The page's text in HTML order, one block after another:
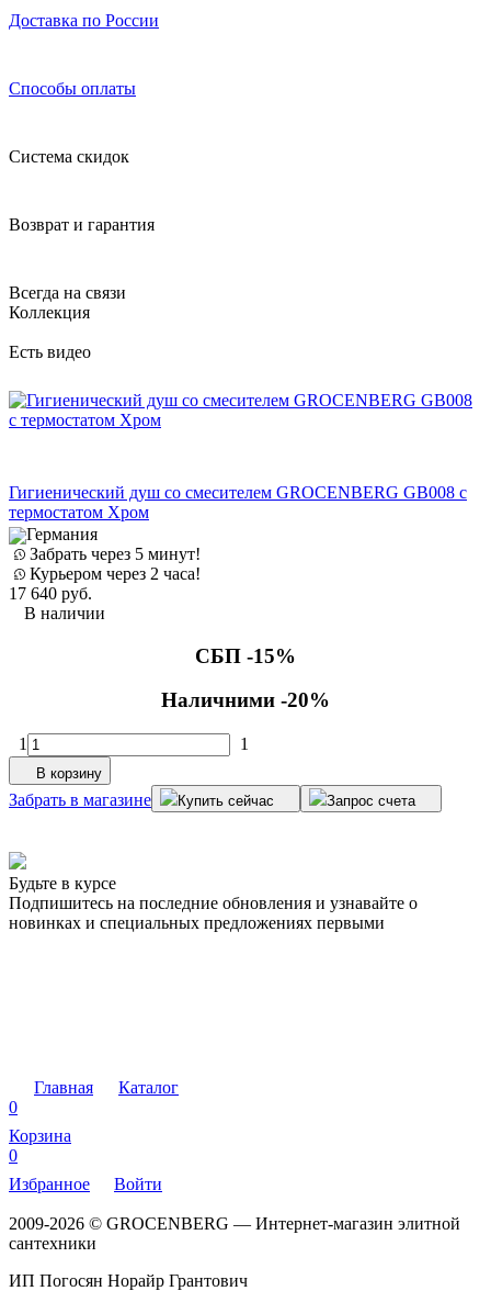
Доставка по России
Способы оплаты
Система скидок
Возврат и гарантия
Всегда на связи
Коллекция
Есть видео
Гигиенический душ со смесителем GROCENBERG GB008 с
термостатом Хром
Германия
Забрать через 5 минут!
Курьером через 2 часа!
17 640 руб.
В наличии
СБП -15%
Наличними -20%
1 1
В корзину
Забрать в магазине Купить сейчас Запрос счета
Будьте в курсе
Подпишитесь на последние обновления и узнавайте о
новинках и специальных предложениях первыми
Главная
Каталог
0
Корзина
0
Избранное
Войти
2009-2026 © GROCENBERG — Интернет-магазин элитной
сантехники
ИП Погосян Норайр Грантович